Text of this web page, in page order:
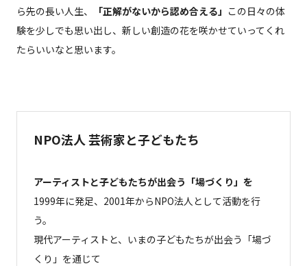
ら先の長い人生、
「正解がないから認め合える」 この日々の体
験を少しでも思い出し、新しい創造の花を咲かせていってくれ
たらいいなと思います。
NPO法人 芸術家と子どもたち
アーティストと子どもたちが出会う「場づくり」を
1999年に発足、2001年からNPO法人として活動を行
う。
現代アーティストと、いまの子どもたちが出会う「場づ
くり」を通じて